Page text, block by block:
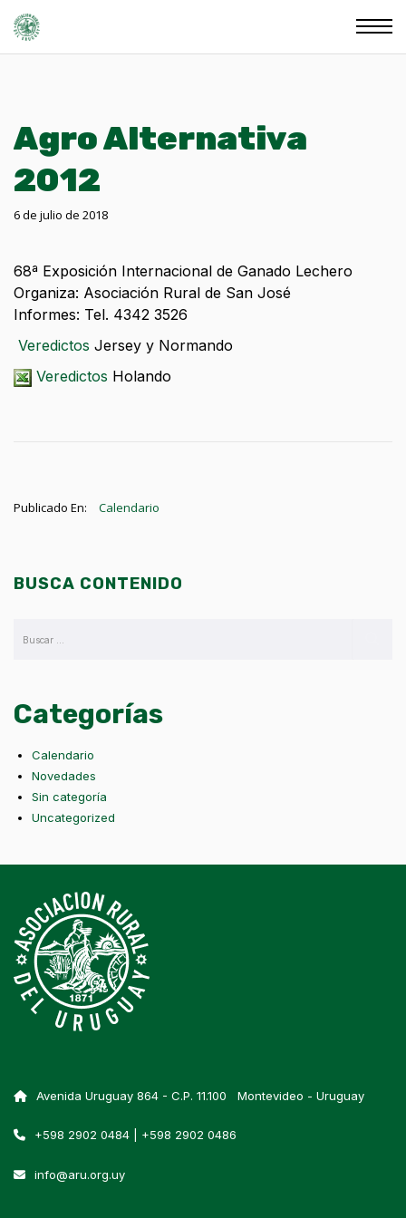
Agro Alternativa
2012
6 de julio de 2018
68ª Exposición Internacional de Ganado Lechero
Organiza: Asociación Rural de San José
Informes: Tel. 4342 3526
Veredictos Jersey y Normando
Veredictos Holando
Publicado En: Calendario
BUSCA CONTENIDO
Categorías
Calendario
Novedades
Sin categoría
Uncategorized
Avenida Uruguay 864 - C.P. 11.100 Montevideo - Uruguay
+598 2902 0484 | +598 2902 0486
info@aru.org.uy